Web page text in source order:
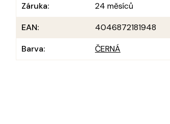
Záruka:
24 měsíců
EAN:
4046872181948
Barva: ČERNÁ